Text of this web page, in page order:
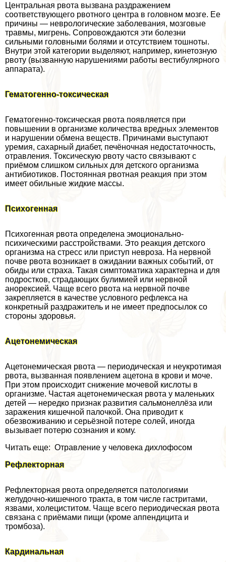
Центральная рвота вызвана раздражением
соответствующего рвотного центра в головном мозге. Ее
причины — неврологические заболевания, мозговые
травмы, мигрень. Сопровождаются эти болезни
сильными головными болями и отсутствием тошноты.
Внутри этой категории выделяют, например, кинетозную
рвоту (вызванную нарушениями работы вестибулярного
аппарата).
Гематогенно-токсическая
Гематогенно-токсическая рвота появляется при
повышении в организме количества вредных элементов
и нарушении обмена веществ. Причинами выступают
уремия, сахарный диабет, печёночная недостаточность,
отравления. Токсическую рвоту часто связывают с
приёмом слишком сильных для детского организма
антибиотиков. Постоянная рвотная реакция при этом
имеет обильные жидкие массы.
Психогенная
Психогенная рвота определена эмоционально-
психическими расстройствами. Это реакция детского
организма на стресс или приступ невроза. На нервной
почве рвота возникает в ожидании важных событий, от
обиды или стpaxa. Такая симптоматика хаpaктерна и для
подростков, страдающих булимией или нервной
анорексией. Чаще всего рвота на нервной почве
закрепляется в качестве условного рефлекса на
конкретный раздражитель и не имеет предпосылок со
стороны здоровья.
Ацетонемическая
Ацетонемическая рвота — периодическая и неукротимая
рвота, вызванная появлением ацетона в крови и моче.
При этом происходит снижение мочевой кислоты в
организме. Частая ацетонемическая рвота у маленьких
детей — нередко признак развития сальмонеллёза или
заражения кишечной палочкой. Она приводит к
обезвоживанию и серьёзной потере солей, иногда
вызывает потерю сознания и кому.
Читать еще: Отравление у человека дихлофосом
Рефлекторная
Рефлекторная рвота определяется патологиями
желудочно-кишечного тpaкта, в том числе гастритами,
язвами, холециститом. Чаще всего периодическая рвота
связана с приёмами пищи (кроме аппендицита и
тромбоза).
Кардинальная